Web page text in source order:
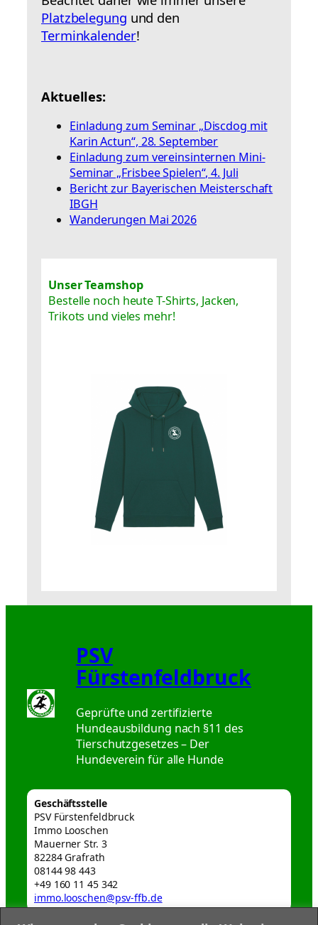
Platzbelegung und den
Terminkalender!
Aktuelles:
Einladung zum Seminar „Discdog mit
Karin Actun“, 28. September
Einladung zum vereinsinternen Mini-
Seminar „Frisbee Spielen“, 4. Juli
Bericht zur Bayerischen Meisterschaft
IBGH
Wanderungen Mai 2026
Unser Teamshop
Bestelle noch heute T-Shirts, Jacken,
Trikots und vieles mehr!
PSV
Fürstenfeldbruck
Geprüfte und zertifizierte
Hundeausbildung nach §11 des
Tierschutzgesetzes – Der
Hundeverein für alle Hunde
Geschäftsstelle
PSV Fürstenfeldbruck
Immo Looschen
Mauerner Str. 3
82284 Grafrath
08144 98 443
+49 160 11 45 342
immo.looschen@psv-ffb.de